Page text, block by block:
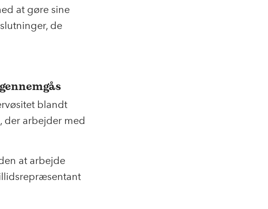
at gøre sine
de
blandt
der arbejder med
at arbejde